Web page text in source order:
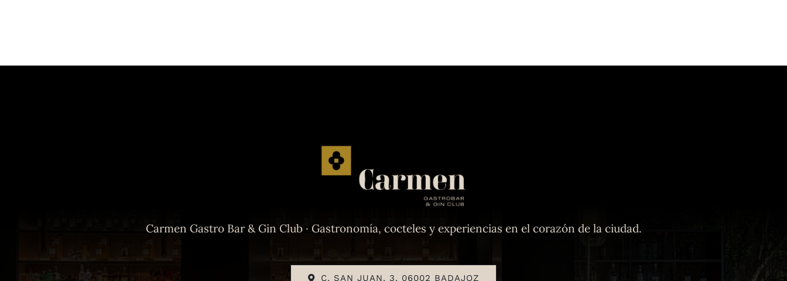
Carmen Gastro Bar & Gin Club · Gastronomía, cocteles y experiencias en el corazón de la ciudad.
C. SAN JUAN, 3, 06002 BADAJOZ